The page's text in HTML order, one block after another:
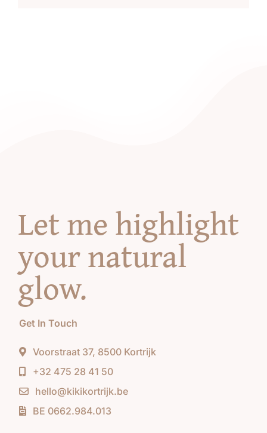
Let me highlight
your natural
glow.
Get In Touch
Voorstraat 37, 8500 Kortrijk
+32 475 28 41 50
hello@kikikortrijk.be
BE 0662.984.013